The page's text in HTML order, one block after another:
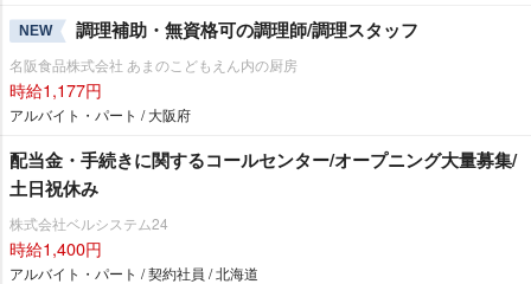
NEW 調理補助・無資格可の調理師/調理スタッフ
名阪食品株式会社 あまのこどもえん内の厨房
時給1,177円
アルバイト・パート / 大阪府
配当金・手続きに関するコールセンター/オープニング大量募集/
土日祝休み
株式会社ベルシステム24
時給1,400円
アルバイト・パート / 契約社員 / 北海道